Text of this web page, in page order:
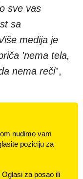
sve vas
sa
medija je
'nema tela,
nema reči",
nudimo vam
poziciju za
za posao ili